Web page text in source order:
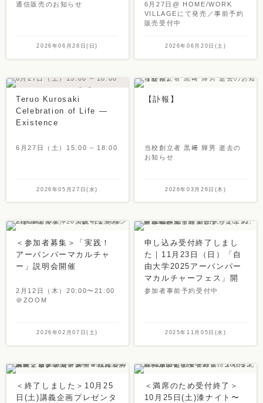
通信販売のお知らせ
2026年06月28日(日)
6月27日@ HOME/WORK
VILLAGEにて発売／事前予約
販売受付中
2026年06月20日(土)
Teruo Kurosaki
Celebration of Life —
Existence
6月27日（土）15:00 – 18:00
2026年05月27日(水)
【訃報】
当校創立者 黒﨑 輝男 逝去の
お知らせ
2026年03月26日(木)
＜参加者募集＞「実践！
アーバンパーマカルチャ
ー」説明会開催
2月12日（木）20:00〜21:00
＠ZOOM
2026年02月07日(土)
申し込み受付終了しまし
た｜11月23日（日）「自
由大学2025アーバンパー
マカルチャーフェス」開
催のお知らせ
参加者事前予約受付中
2025年11月05日(水)
＜終了しました＞10月25
日(土)講義企画プレゼンタ
＜満席のため受付終了＞
10月25日(土)漆ナイト〜